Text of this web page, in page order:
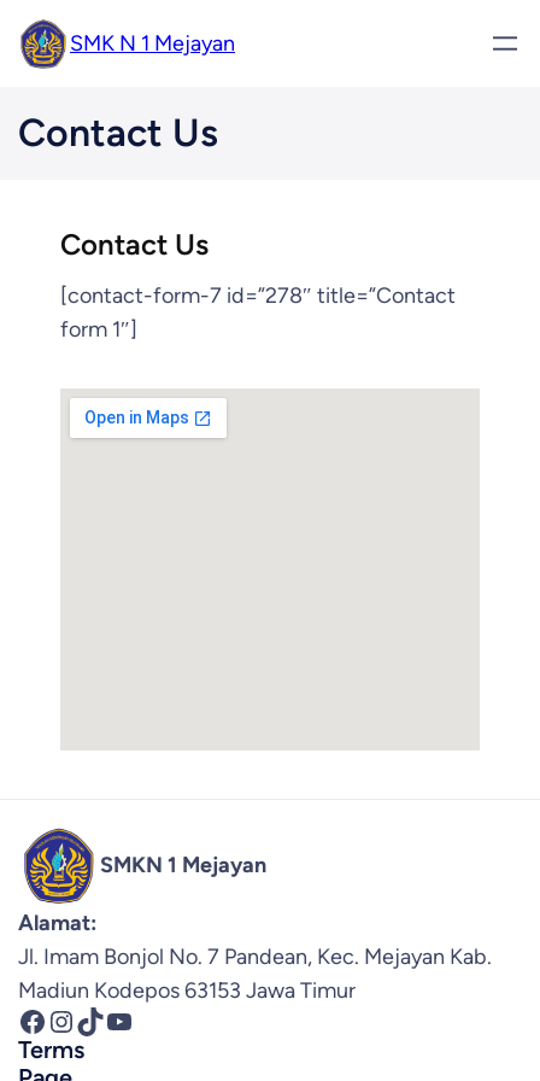
SMK N 1 Mejayan
Contact Us
Contact Us
[contact-form-7 id=”278″ title=”Contact
form 1″]
SMKN 1 Mejayan
Alamat:
Jl. Imam Bonjol No. 7 Pandean, Kec. Mejayan Kab.
Madiun Kodepos 63153 Jawa Timur
Facebook InstagramTikTok YouTube
Terms